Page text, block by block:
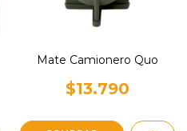
Mate Camionero Quo
$13.790